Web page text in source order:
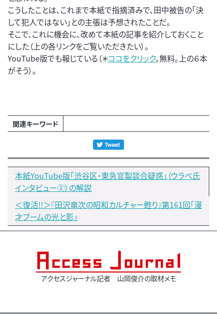
こうしたことは、これまで本紙で指摘済みで、田中被告の「決
して犯人ではない」との主張は予想されたことだ。
そこで、これに機会に、改めて本紙の記事を紹介しておくこと
にした（上の各リンクをご覧いただきたい）。
YouTube版でも報じている（＊ココをクリック。無料。上の６本
がそう）。
関連キーワード
本紙YouTube版「渋谷区・東急官製談合疑惑」（ウラベ氏
インタビュー②）の解説
＜復活!!＞『田沢竜次の昭和カルチャー甦り』第161回「漫
才ブームの光と影」
アクセスジャーナル記者 山岡俊介の取材メモ